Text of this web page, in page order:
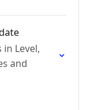
Level,
and